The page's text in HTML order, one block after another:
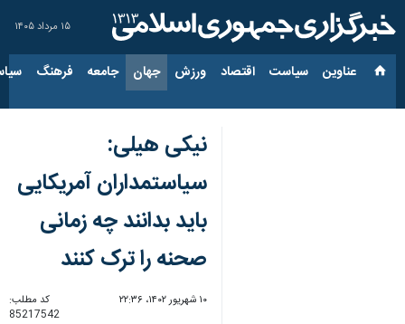
۱۵ مرداد ۱۴۰۵
عناوین‌ سیاست اقتصاد ورزش جهان جامعه فرهنگ
نیکی هیلی:
سیاستمداران آمریکایی
باید بدانند چه زمانی
صحنه را ترک کنند
۱۰ شهریور ۱۴۰۲، ۲۲:۳۶
کد مطلب:
85217542